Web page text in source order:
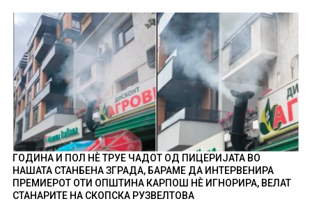
ГОДИНА И ПОЛ НÈ ТРУЕ ЧАДОТ ОД ПИЦЕРИЈАТА ВО
НАШАТА СТАНБЕНА ЗГРАДА, БАРАМЕ ДА ИНТЕРВЕНИРА
ПРЕМИЕРОТ ОТИ ОПШТИНА КАРПОШ НÈ ИГНОРИРА, ВЕЛАТ
СТАНАРИТЕ НА СКОПСКА РУЗВЕЛТОВА